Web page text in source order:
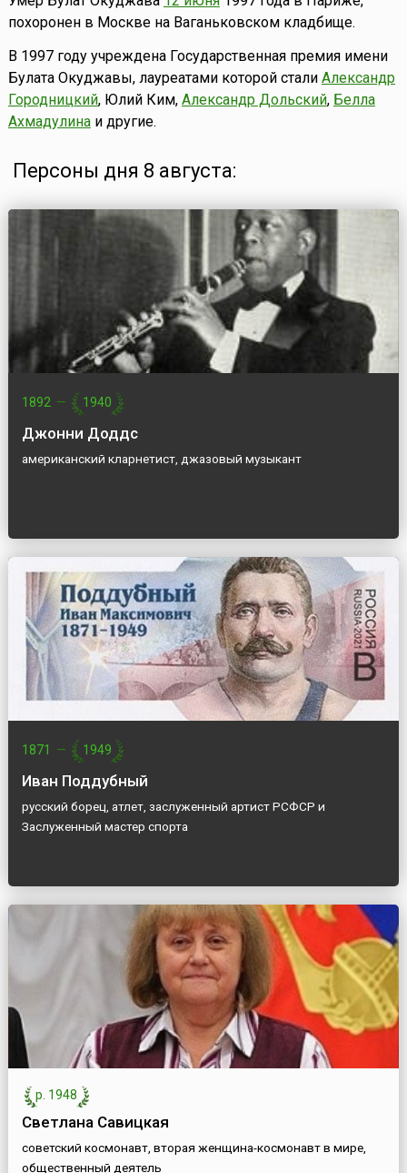
похоронен в Москве на Ваганьковском кладбище.
В 1997 году учреждена Государственная премия имени
Булата Окуджавы, лауреатами которой стали Александр
Городницкий, Юлий Ким, Александр Дольский, Белла
Ахмадулинаи другие.
Персоны дня 8 августа:
1892 — 1940
Джонни Доддс
американский кларнетист, джазовый музыкант
1871 — 1949
Иван Поддубный
русский борец, атлет, заслуженный артист РСФСР и
Заслуженный мастер спорта
р. 1948
Светлана Савицкая
советский космонавт, вторая женщина-космонавт в мире,
общественный деятель